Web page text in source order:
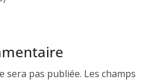
sera pas publiée. Les champs